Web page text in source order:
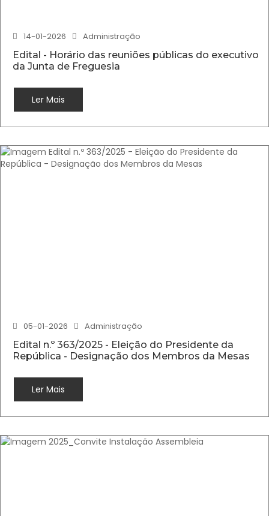
14-01-2026
Administração
Edital - Horário das reuniões públicas do executivo
da Junta de Freguesia
Ler Mais
05-01-2026
Administração
Edital n.º 363/2025 - Eleição do Presidente da
República - Designação dos Membros da Mesas
Ler Mais